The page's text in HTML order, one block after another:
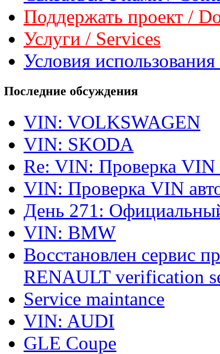
Поддержать проект /
Услуги / Services
Условия
Последние обсуждения
VIN: VOLKSWAGEN
VIN: SKODA
Re: VIN: Проверка VIN
VIN: Проверка VIN
День 271:
VIN: BMW
Восстановлен сервис
RENAULT verification
Service maintance
VIN: AUDI
GLE Coupe